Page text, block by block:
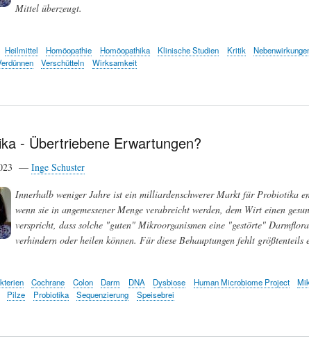
Mittel überzeugt.
Heilmittel Homöopathie Homöopathika Klinische Studien Kritik
Verschütteln Wirksamkeit
- Übertriebene Erwartungen?
— Inge Schuster
Innerhalb weniger Jahre ist ein milliardenschwerer Markt für Probiotika
wenn sie in angemessener Menge verabreicht werden, dem Wirt einen
verspricht, dass solche "guten" Mikroorganismen eine "gestörte"
verhindern oder heilen können. Für diese Behauptungen fehlt größtenteils
Cochrane Colon Darm DNA Dysbiose Human Microbiome Project
Pilze Probiotika Sequenzierung Speisebrei